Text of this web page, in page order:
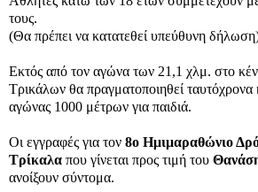
τους.
(Θα πρέπει να κατατεθεί υπεύθυνη
Εκτός από τον αγώνα των 21,1 χλμ. στο
Τρικάλων θα πραγματοποιηθεί ταυτόχρονα
αγώνας 1000 μέτρων για παιδιά.
Οι εγγραφές για τον 8ο Ημιμαραθώνιο
Τρίκαλα που γίνεται προς τιμή του
ανοίξουν σύντομα.